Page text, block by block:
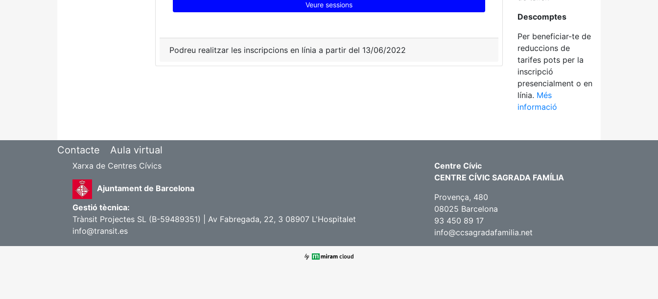
Veure sessions
Podreu realitzar les inscripcions en línia a partir del 13/06/2022
Descomptes
Per beneficiar-te de
reduccions de
tarifes pots per la
inscripció
presencialment o en
línia. Més
informació
Contacte Aula virtual
Xarxa de Centres Cívics
Ajuntament de Barcelona
Gestió tècnica:
Trànsit Projectes SL (B-59489351) | Av Fabregada, 22, 3 08907 L'Hospitalet
info@transit.es
Centre Cívic
CENTRE CÍVIC SAGRADA FAMÍLIA
Provença, 480
08025 Barcelona
93 450 89 17
info@ccsagradafamilia.net